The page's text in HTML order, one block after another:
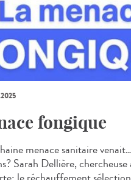
fongique
menace sanitaire
Sarah Dellière,